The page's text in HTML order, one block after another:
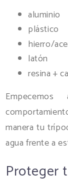
aluminio
plástico
hierro/
latón
resina +
manera tu
agua frente a
Proteger